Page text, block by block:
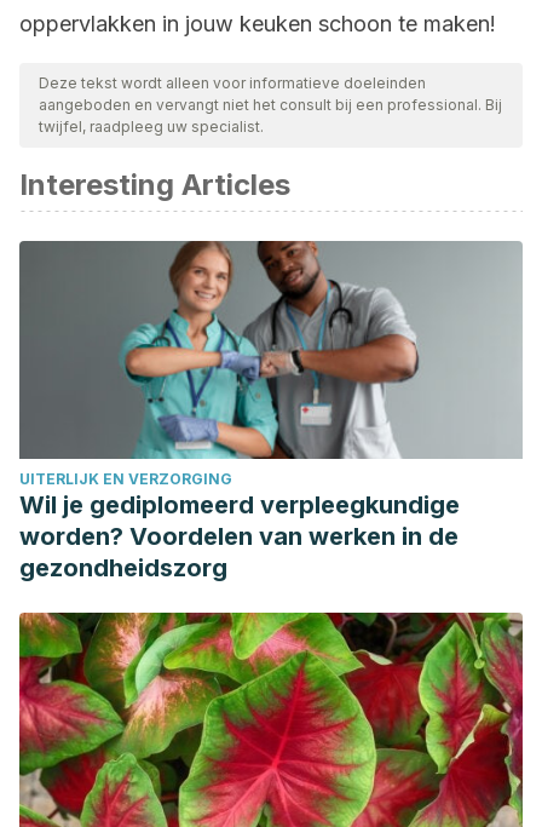
oppervlakken in jouw keuken schoon te maken!
Deze tekst wordt alleen voor informatieve doeleinden
aangeboden en vervangt niet het consult bij een professional. Bij
twijfel, raadpleeg uw specialist.
Interesting Articles
UITERLIJK EN VERZORGING
Wil je gediplomeerd verpleegkundige
worden? Voordelen van werken in de
gezondheidszorg